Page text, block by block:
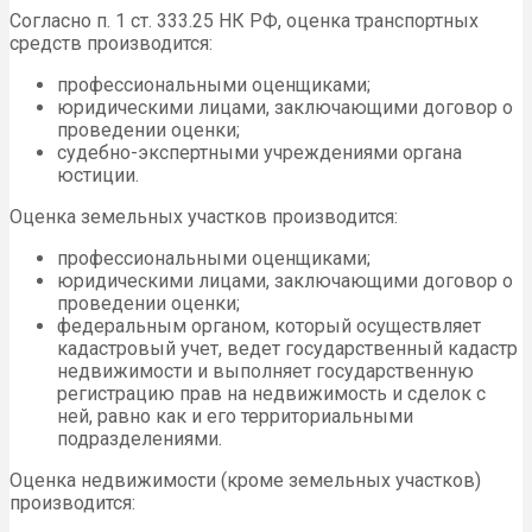
Согласно п. 1 ст. 333.25 НК РФ, оценка транспортных
средств производится:
профессиональными оценщиками;
юридическими лицами, заключающими договор о
проведении оценки;
судебно-экспертными учреждениями органа
юстиции.
Оценка земельных участков производится:
профессиональными оценщиками;
юридическими лицами, заключающими договор о
проведении оценки;
федеральным органом, который осуществляет
кадастровый учет, ведет государственный кадастр
недвижимости и выполняет государственную
регистрацию прав на недвижимость и сделок с
ней, равно как и его территориальными
подразделениями.
Оценка недвижимости (кроме земельных участков)
производится: